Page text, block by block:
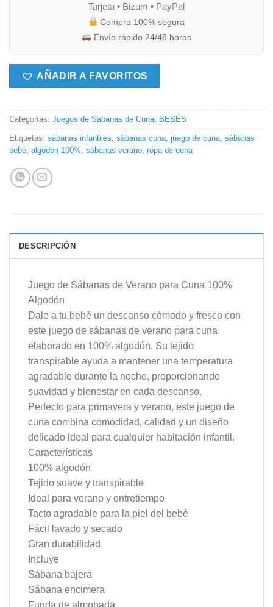
Tarjeta • Bizum • PayPal
Compra 100% segura
Envío rápido 24/48 horas
AÑADIR A FAVORITOS
Categorías: Juegos de Sábanas de Cuna, BEBÉS
Etiquetas: sábanas infantiles, sábanas cuna, juego de cuna, sábanas
bebé, algodón 100%, sábanas verano, ropa de cuna
DESCRIPCIÓN
Juego de Sábanas de Verano para Cuna 100%
Algodón
Dale a tu bebé un descanso cómodo y fresco con
este juego de sábanas de verano para cuna
elaborado en 100% algodón. Su tejido
transpirable ayuda a mantener una temperatura
agradable durante la noche, proporcionando
suavidad y bienestar en cada descanso.
Perfecto para primavera y verano, este juego de
cuna combina comodidad, calidad y un diseño
delicado ideal para cualquier habitación infantil.
Características
100% algodón
Tejido suave y transpirable
Ideal para verano y entretiempo
Tacto agradable para la piel del bebé
Fácil lavado y secado
Gran durabilidad
Incluye
Sábana bajera
Sábana encimera
Funda de almohada